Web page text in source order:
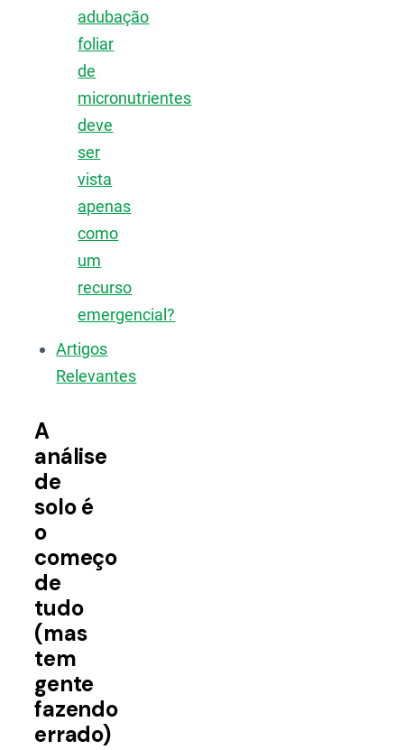
adubação
foliar
de
micronutrientes
deve
ser
vista
apenas
como
um
recurso
emergencial?
Artigos
Relevantes
A
análise
de
solo é
o
começo
de
tudo
(mas
tem
gente
fazendo
errado)